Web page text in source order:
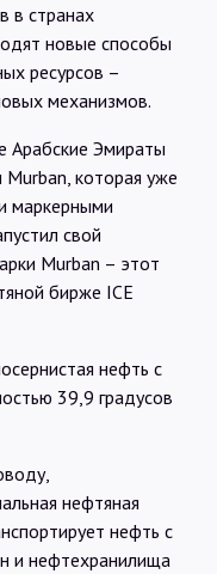
в странах
новые способы
ресурсов –
механизмов.
Арабские Эмираты
которая уже
маркерными
свой
Murban – этот
бирже ICE
нефть с
39,9 градусов
нефтяная
нефть с
и нефтехранилища